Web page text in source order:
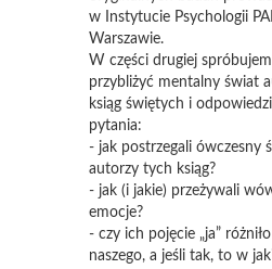
w Instytucie Psychologii
Warszawie.
W części drugiej
przybliżyć mentalny świat
ksiąg świętych i
pytania:
- jak postrzegali ówczesny
autorzy tych ksiąg?
- jak (i jakie) przeżywali
emocje?
- czy ich pojęcie „ja”
naszego, a jeśli tak, to w